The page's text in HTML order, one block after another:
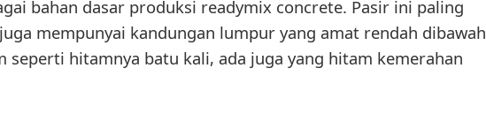
bahan dasar produksi readymix concrete. Pasir ini paling
mempunyai kandungan lumpur yang amat rendah dibawah
seperti hitamnya batu kali, ada juga yang hitam kemerahan